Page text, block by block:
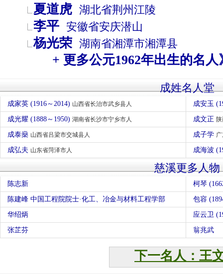
夏道虎 湖北省荆州 江陵
李平 安徽省安庆潜山
杨光荣 湖南省湘潭市湘潭县
+ 更多公元1962年出生的名人
成姓名人堂
成家英 (1916～2014) 山西省长治市武乡县人 成安玉
成光耀 (1888～1950) 湖南省长沙市宁乡市人 成文正
成泰燊 山西省吕梁市交城县人 成子学
成弘夫 山东省菏泽市人 成海波
慈溪更多人物
陈志新 柯琴
陈建峰 中国工程院院士·化工、冶金与材料工程学部 包容
华绍炳 应云卫
张芷芬 翁兆武
下一名人：王